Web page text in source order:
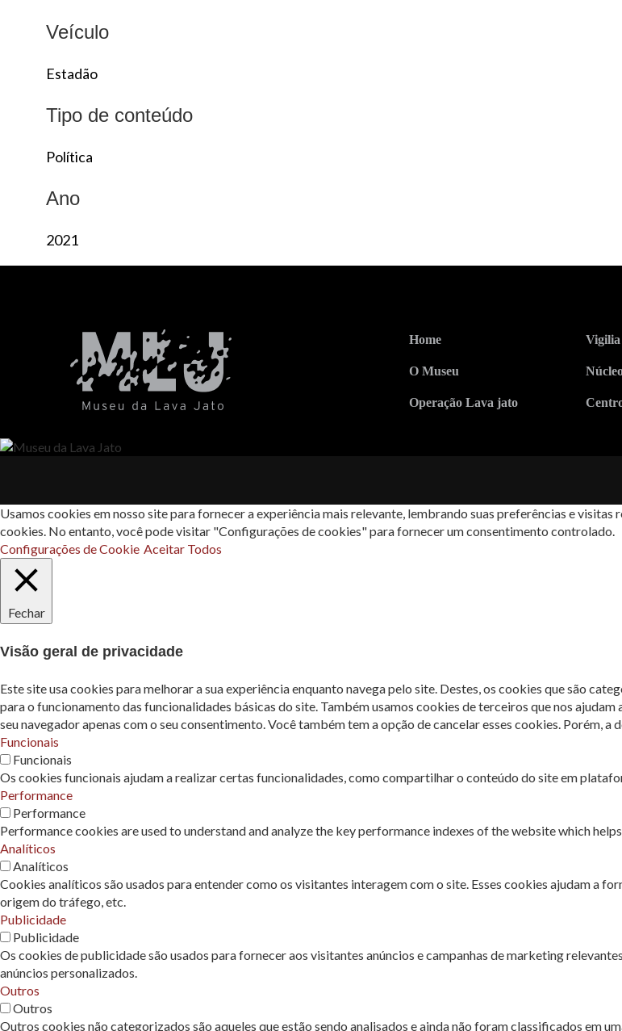
Veículo
Estadão
Tipo de conteúdo
Política
Ano
2021
Home
O Museu
Operação Lava jato
Usamos cookies em nosso site para fornecer a experiência mais relevante, lembrando suas preferências e
cookies. No entanto, você pode visitar "Configurações de cookies" para fornecer um consentimento controlado.
Configurações de Cookie Aceitar Todos
Fechar
Visão geral de privacidade
Este site usa cookies para melhorar a sua experiência enquanto navega pelo site. Destes, os cookies que são
para o funcionamento das funcionalidades básicas do site. Também usamos cookies de terceiros que nos
seu navegador apenas com o seu consentimento. Você também tem a opção de cancelar esses cookies. Porém,
Funcionais
Funcionais
Os cookies funcionais ajudam a realizar certas funcionalidades, como compartilhar o conteúdo do site em
Performance
Performance
Performance cookies are used to understand and analyze the key performance indexes of the website which
Analíticos
Analíticos
Cookies analíticos são usados ​​para entender como os visitantes interagem com o site. Esses cookies ajudam a
origem do tráfego, etc.
Publicidade
Publicidade
Os cookies de publicidade são usados ​​para fornecer aos visitantes anúncios e campanhas de marketing
anúncios personalizados.
Outros
Outros
Outros cookies não categorizados são aqueles que estão sendo analisados ​​e ainda não foram classificados em